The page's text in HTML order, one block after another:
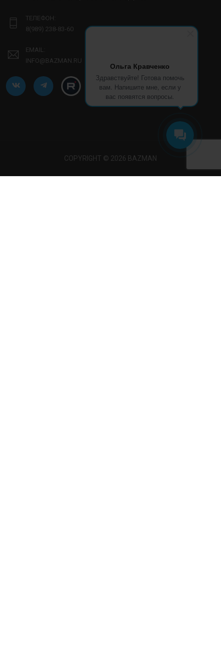
Ольга Кравченко
Здравствуйте! Готова помочь
вам. Напишите мне, если у
вас появятся вопросы.
ТЕЛЕФОН:
8(989) 238-83-60
EMAIL:
INFO@BAZMAN.RU
COPYRIGHT © 2026 BAZMAN